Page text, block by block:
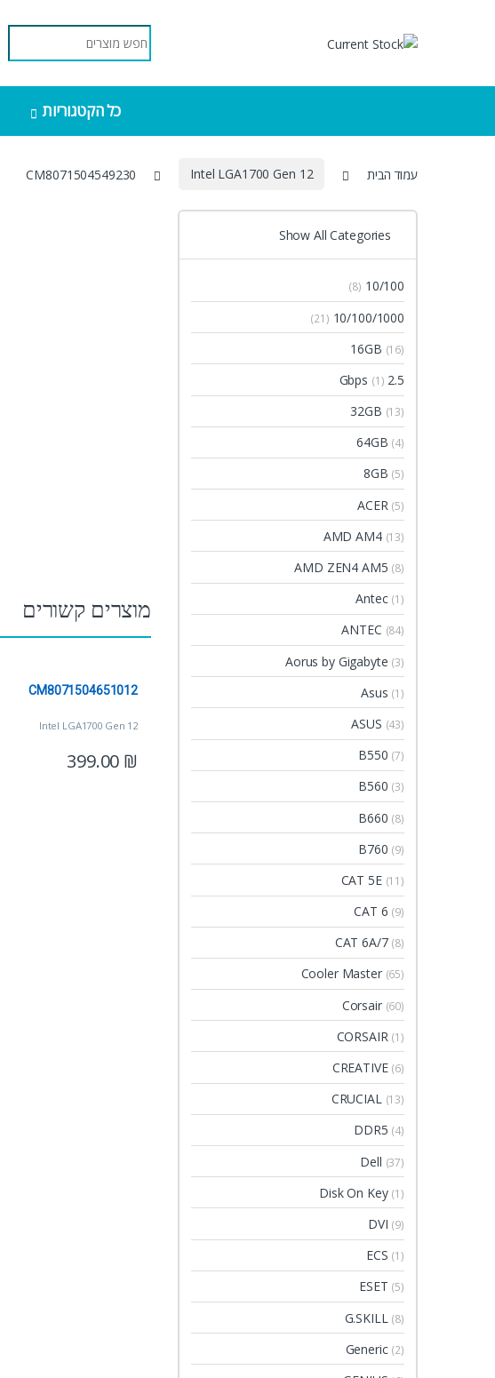
Search for:
כל הקטגוריות
עמוד הבית Intel LGA1700 Gen 12
CM8071504549230
מוצרים קשורים
Intel LGA1700 Gen 12
CM8071504651012
399.00 ₪
Show All Categories
10/100
(8)
10/100/1000
(21)
16GB (16)
2.5 Gbps
(1)
32GB (13)
64GB (4)
8GB (5)
ACER (5)
AMD AM4 (13)
AMD ZEN4 AM5 (8)
Antec (1)
ANTEC (84)
Aorus by Gigabyte (3)
Asus (1)
ASUS (43)
B550 (7)
B560 (3)
B660 (8)
B760 (9)
CAT 5E (11)
CAT 6 (9)
CAT 6A/7 (8)
Cooler Master (65)
Corsair (60)
CORSAIR (1)
CREATIVE (6)
CRUCIAL (13)
DDR5 (4)
Dell (37)
Disk On Key (1)
DVI (9)
ECS (1)
ESET (5)
G.SKILL (8)
Generic (2)